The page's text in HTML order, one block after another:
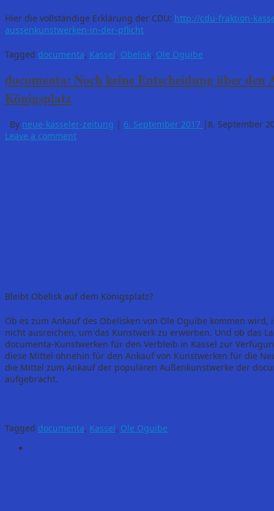
Hier die vollständige Erklärung der CDU: http://cdu-fraktion-
aussenkunstwerken-in-der-pflicht
Tagged documenta, Kassel, Obelisk, Ole Oguibe
documenta: Noch keine Entscheidung über den
Königsplatz
By neue-kasseler-zeitung | 6. September 2017 |8. September
Leave a comment
Bleibt Obelisk auf dem Königsplatz?
Ob es zum Ankauf des Obelisken von Ole Oguibe kommen
nicht ausreichen, um das Kunstwerk zu erwerben. Und ob das
documenta-Kunstwerken für den Verbleib in Kassel zur
diese Mittel ohnehin für den Ankauf von Kunstwerken für die
die Mittel zum Ankauf der populären Außenkunstwerke der
aufgebracht.
Tagged documenta, Kassel, Ole Oguibe